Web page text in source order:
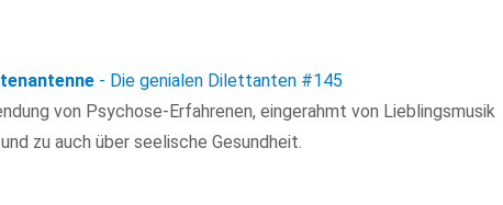
- Die genialen Dilettanten #145
von Psychose-Erfahrenen, eingerahmt von Lieblingsmusik
zu auch über seelische Gesundheit.